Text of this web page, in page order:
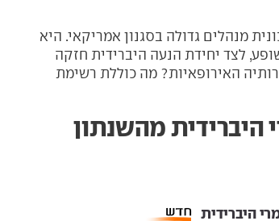
מנהלים גדולה בסגנון אמריקאי. היא
לצד יחידת הנעה היברידית חזקה
האירופאיות? מה כוללת רשימת
היברידית מהשנתון
היברידית